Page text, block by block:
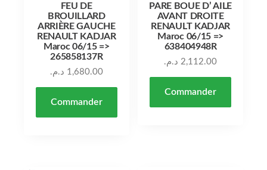
FEU DE
BROUILLARD
ARRIÈRE GAUCHE
RENAULT KADJAR
Maroc 06/15 =>
265858137R
1,680.00 د.م.
Commander
PARE BOUE D’ AILE
AVANT DROITE
RENAULT KADJAR
Maroc 06/15 =>
638404948R
2,112.00 د.م.
Commander